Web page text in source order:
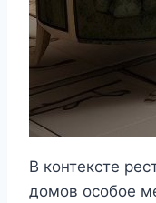
В контексте
домов особое